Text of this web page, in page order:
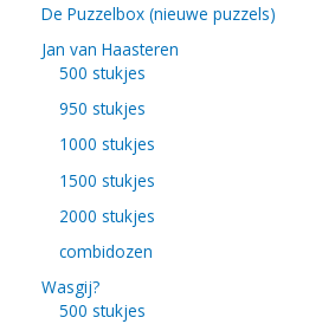
De Puzzelbox (nieuwe puzzels)
Jan van Haasteren
500 stukjes
950 stukjes
1000 stukjes
1500 stukjes
2000 stukjes
combidozen
Wasgij?
500 stukjes